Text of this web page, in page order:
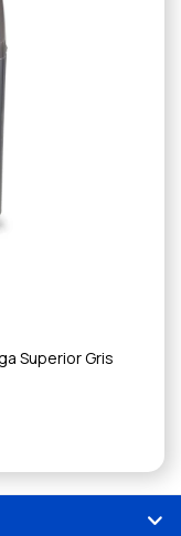
Superior Gris